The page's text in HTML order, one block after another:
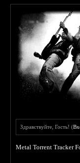
Здравствуйте, Гость! (
Metal Torrent Tracker